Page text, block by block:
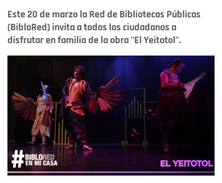
Este 20 de marzo la Red de Bibliotecas Públicas
(BibloRed) invita a todos los ciudadanos a
disfrutar en familia de la obra "El Yeitotol".